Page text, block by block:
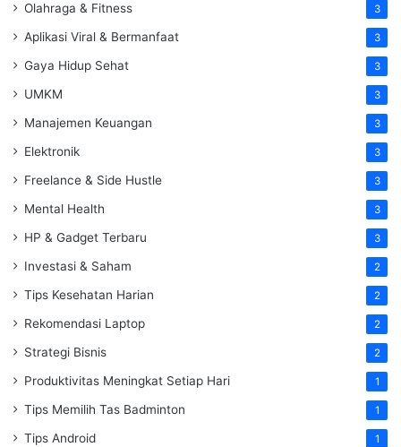
Olahraga & Fitness 3
Aplikasi Viral & Bermanfaat 3
Gaya Hidup Sehat 3
UMKM 3
Manajemen Keuangan 3
Elektronik 3
Freelance & Side Hustle 3
Mental Health 3
HP & Gadget Terbaru 3
Investasi & Saham 2
Tips Kesehatan Harian 2
Rekomendasi Laptop 2
Strategi Bisnis 2
Produktivitas Meningkat Setiap Hari 1
Tips Memilih Tas Badminton 1
Tips Android 1